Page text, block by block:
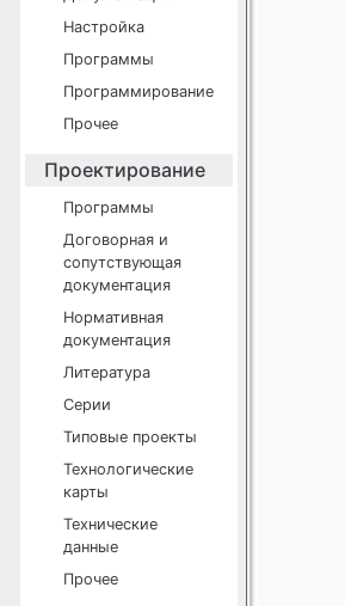
Настройка
Программы
Программирование
Прочее
Проектирование
Программы
Договорная и
сопутствующая
документация
Нормативная
документация
Литература
Серии
Типовые проекты
Технологические
карты
Технические
данные
Прочее